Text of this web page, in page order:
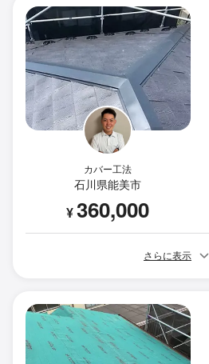
カバー工法
石川県能美市
¥360,000
さらに表示